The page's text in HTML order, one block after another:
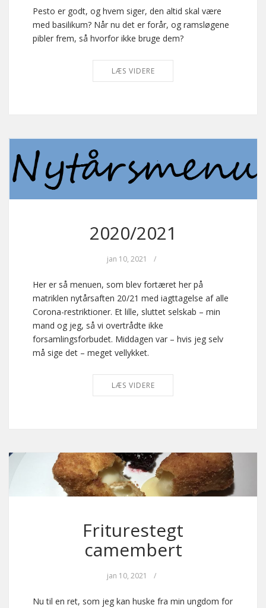
Pesto er godt, og hvem siger, den altid skal være
med basilikum? Når nu det er forår, og ramsløgene
pibler frem, så hvorfor ikke bruge dem?
LÆS VIDERE
2020/2021
jan 10, 2021 /
Her er så menuen, som blev fortæret her på
matriklen nytårsaften 20/21 med iagttagelse af alle
Corona-restriktioner. Et lille, sluttet selskab – min
mand og jeg, så vi overtrådte ikke
forsamlingsforbudet. Middagen var – hvis jeg selv
må sige det – meget vellykket.
LÆS VIDERE
Friturestegt
camembert
jan 10, 2021 /
Nu til en ret, som jeg kan huske fra min ungdom for